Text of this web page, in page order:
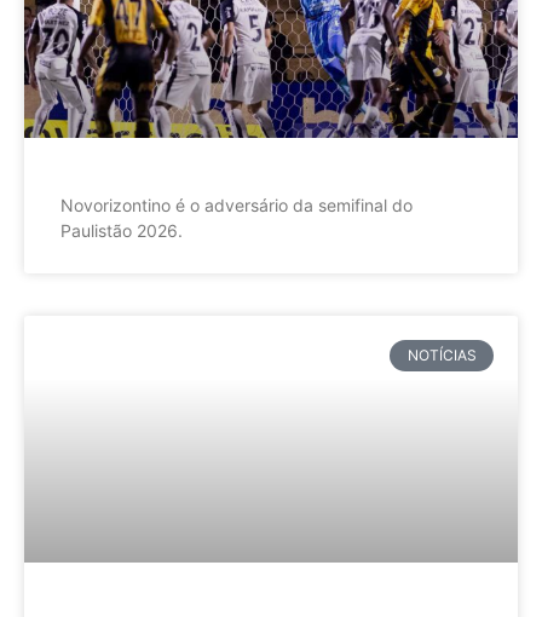
Novorizontino é o adversário da semifinal do
Paulistão 2026.
NOTÍCIAS